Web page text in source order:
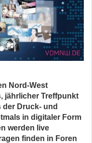
Nord-West
jährlicher Treffpunkt
Druck- und
in digitaler Form
werden live
finden in Foren